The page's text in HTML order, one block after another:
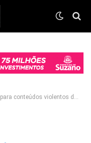
a crianças e adolescentes em plataformas digitais